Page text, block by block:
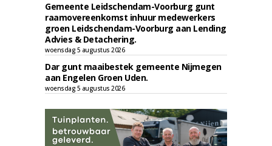
Gemeente Leidschendam-Voorburg gunt
raamovereenkomst inhuur medewerkers
groen Leidschendam-Voorburg aan Lending
Advies & Detachering.
woensdag 5 augustus 2026
Dar gunt maaibestek gemeente Nijmegen
aan Engelen Groen Uden.
woensdag 5 augustus 2026